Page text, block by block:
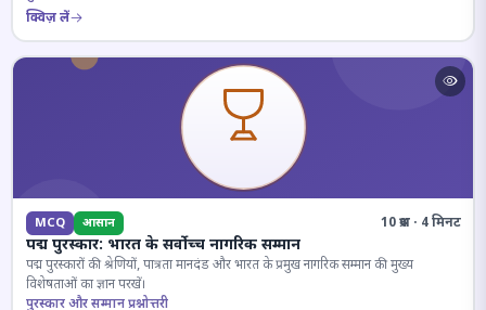
क्विज़ लें
MCQ आसान 10 प्रश्न · 4 मिनट
पद्म पुरस्कार: भारत के सर्वोच्च नागरिक सम्मान
पद्म पुरस्कारों की श्रेणियों, पात्रता मानदंड और भारत के प्रमुख नागरिक सम्मान की मुख्य
विशेषताओं का ज्ञान परखें।
पुरस्कार और सम्मान प्रश्नोत्तरी